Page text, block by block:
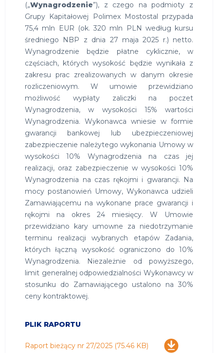
(„Wynagrodzenie”), z czego na podmioty z
Grupy Kapitałowej Polimex Mostostal przypada
75,4 mln EUR (ok. 320 mln PLN według kursu
średniego NBP z dnia 27 maja 2025 r.) netto.
Wynagrodzenie będzie płatne cyklicznie, w
częściach, których wysokość będzie wynikała z
zakresu prac zrealizowanych w danym okresie
rozliczeniowym. W umowie przewidziano
możliwość wypłaty zaliczki na poczet
Wynagrodzenia, w wysokości 15% wartości
Wynagrodzenia. Wykonawca wniesie w formie
gwarancji bankowej lub ubezpieczeniowej
zabezpieczenie należytego wykonania Umowy w
wysokości 10% Wynagrodzenia na czas jej
realizacji, oraz zabezpieczenie w wysokości 10%
Wynagrodzenia na czas rękojmi i gwarancji. Na
mocy postanowień Umowy, Wykonawca udzieli
Zamawiającemu na wykonane prace gwarancji i
rękojmi na okres 24 miesięcy. W Umowie
przewidziano kary umowne za niedotrzymanie
terminu realizacji wybranych etapów Zadania,
których łączną wysokość ograniczono do 10%
Wynagrodzenia. Niezależnie od powyższego,
limit generalnej odpowiedzialności Wykonawcy w
stosunku do Zamawiającego ustalono na 30%
ceny kontraktowej.
PLIK RAPORTU
Pobierz
Raport bieżący nr 27/2025 (75.46 KB)